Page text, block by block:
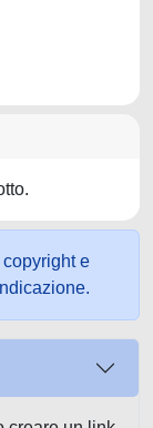
copyright e